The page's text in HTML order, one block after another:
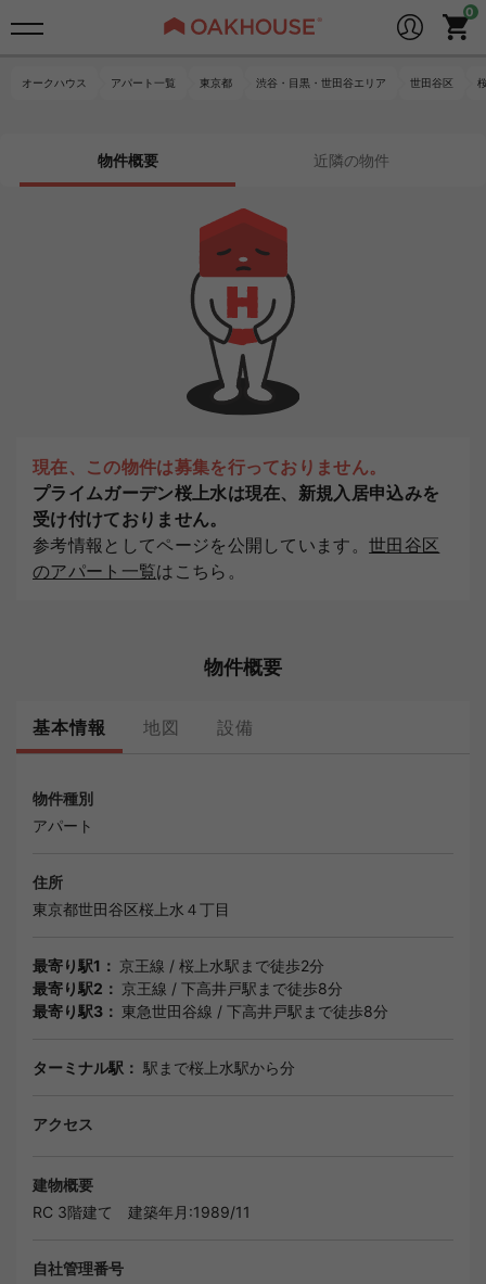
オークハウス アパート一覧 東京都 渋谷・目黒・世田谷エリア 世田谷区
物件概要 近隣の物件
現在、この物件は募集を行っておりません。
プライムガーデン桜上水は現在、新規入居申込みを
受け付けておりません。
参考情報としてページを公開しています。世田谷区
のアパート一覧はこちら。
物件概要
基本情報 地図 設備
物件種別
アパート
住所
東京都世田谷区桜上水４丁目
最寄り駅1： 京王線 / 桜上水駅 まで徒歩2分
最寄り駅2： 京王線 / 下高井戸駅 まで徒歩8分
最寄り駅3： 東急世田谷線 / 下高井戸駅 まで徒歩8分
ターミナル駅： 駅まで桜上水駅から分
アクセス
建物概要
RC 3階建て
建築年月:1989/11
自社管理番号